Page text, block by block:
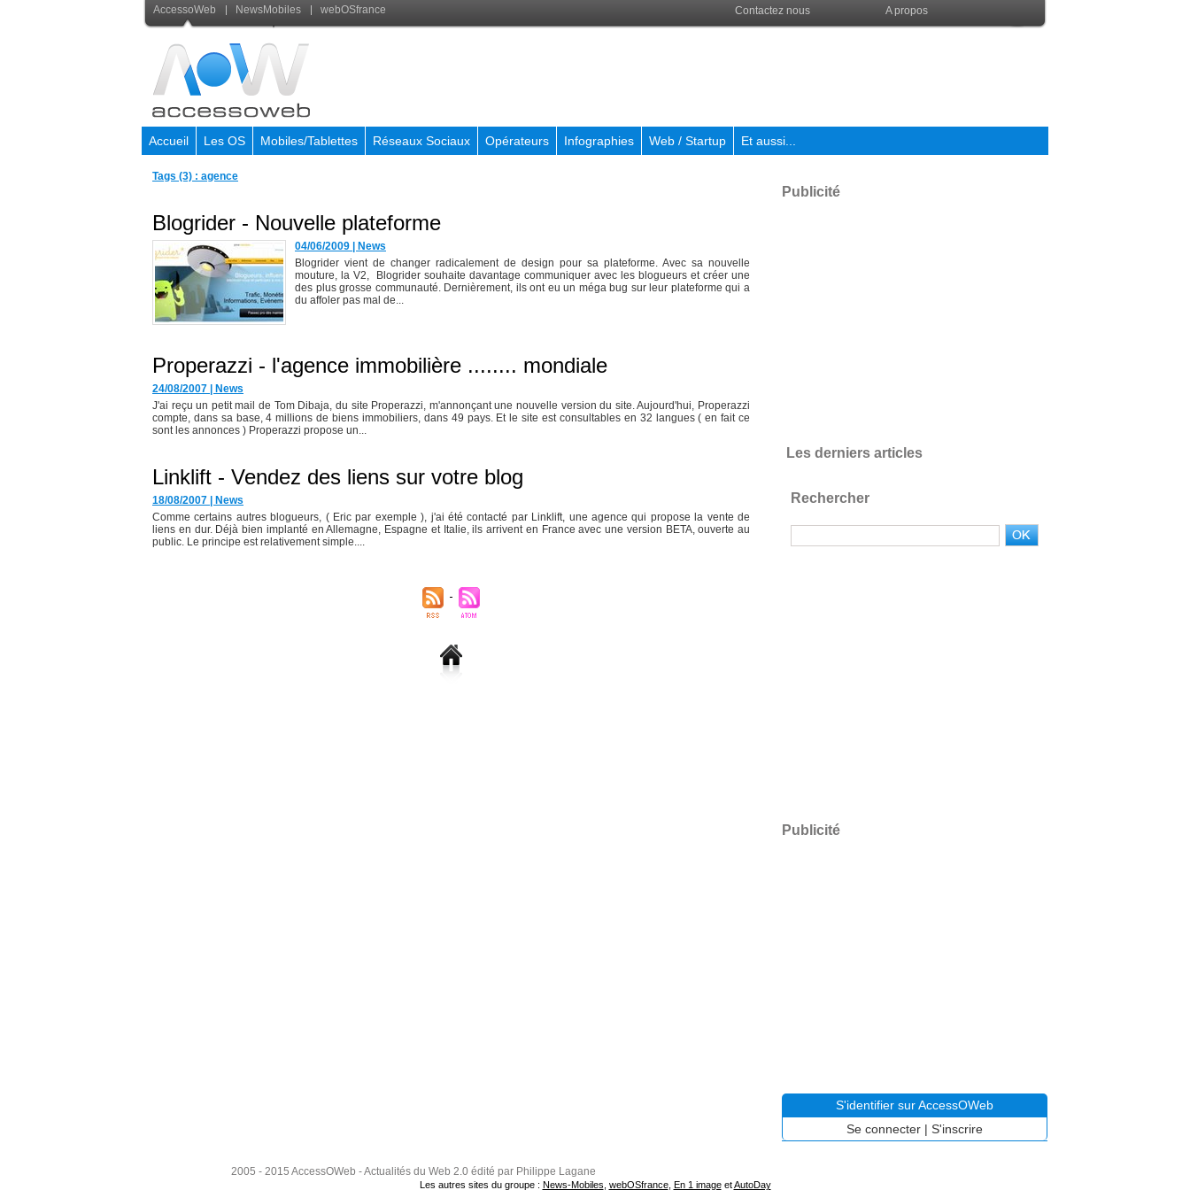
AccessoWeb NewsMobiles webOSfrance Contactez nous A propos
Accueil Les OS Mobiles/Tablettes Réseaux Sociaux Opérateurs Infographies Web / Startup Et aussi...
Tags (3) : agence
Blogrider - Nouvelle plateforme
04/06/2009
News
Blogrider vient de changer radicalement de design pour sa plateforme. Avec sa nouvelle
mouture, la V2, Blogrider souhaite davantage communiquer avec les blogueurs et créer une
des plus grosse communauté. Dernièrement, ils ont eu un méga bug sur leur plateforme qui a
du affoler pas mal de...
Properazzi - l'agence immobilière ........ mondiale
24/08/2007
News
J'ai reçu un petit mail de Tom Dibaja, du site Properazzi, m'annonçant une nouvelle version du site. Aujourd'hui, Properazzi
compte, dans sa base, 4 millions de biens immobiliers, dans 49 pays. Et le site est consultables en 32 langues ( en fait ce
sont les annonces ) Properazzi propose un...
Linklift - Vendez des liens sur votre blog
18/08/2007
News
Comme certains autres blogueurs, ( Eric par exemple ), j'ai été contacté par Linklift, une agence qui propose la vente de
liens en dur. Déjà bien implanté en Allemagne, Espagne et Italie, ils arrivent en France avec une version BETA, ouverte au
public. Le principe est relativement simple....
Publicité
Les derniers articles
Rechercher
Publicité
S'identifier sur AccessOWeb
Se connecter | S'inscrire
2005 - 2015 AccessOWeb - Actualités du Web 2.0 édité par Philippe Lagane
Les autres sites du groupe : News-Mobiles webOSfrance, En 1 imageetAutoDay